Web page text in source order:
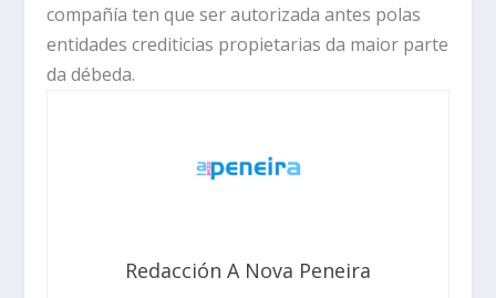
compañía ten que ser autorizada antes polas
entidades crediticias propietarias da maior parte
da débeda.
Redacción A Nova Peneira